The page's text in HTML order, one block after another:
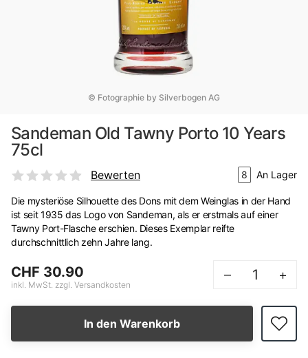
© Fotographie by Silverbogen AG
Sandeman Old Tawny Porto 10 Years
75cl
Bewerten 8 An Lager
Die mysteriöse Silhouette des Dons mit dem Weinglas in der Hand
ist seit 1935 das Logo von Sandeman, als er erstmals auf einer
Tawny Port-Flasche erschien. Dieses Exemplar reifte
durchschnittlich zehn Jahre lang.
CHF 30.90
inkl. MwSt. zzgl. Versandkosten
– +
In den Warenkorb